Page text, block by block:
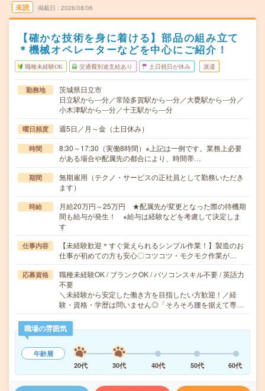
未読 掲載日 2026/08/06
【確かな技術を身に着ける】部品の組み立て
＊機械オペレーターなどを中心にご紹介！
職種未経験OK 交通費別途支給あり 土日祝日が休み 派遣
勤務地
茨城県日立市
日立駅から---分／常陸多賀駅から---分／大甕駅から---分／
小木津駅から---分／十王駅から---分
曜日頻度 週5日／月～金（土日休み）
時間
8:30～17:30（実働8時間）※上記は一例です。業務上必要
がある場合や配属先の都合により、時間帯…
期間
無期雇用（テクノ・サービスの正社員として勤務いただき
ます）
時給
月給20万円～25万円 ★配属先が変更となった際の待機期
間も給与が発生！ ※給与は経験などを考慮して決定しま
す
仕事内容
【未経験歓迎＊すぐ覚えられるシンプル作業！】製造のお
仕事が初めての方も安心〇コツコツ・モクモク作業が…
応募資格
職種未経験OK / ブランクOK / パソコンスキル不要 / 英語力
不要
＼未経験から安定した働き方を目指したい方歓迎！／経
験・資格・学歴は問いません◎「そろそろ腰を据えて専…
職場の雰囲気
年齢層
20代
30代 40代 50代 60代